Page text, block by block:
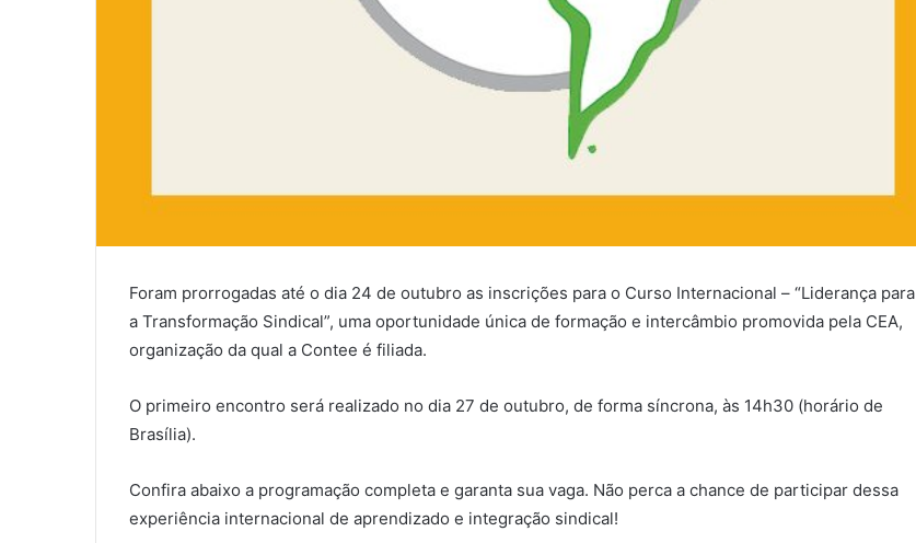
Foram prorrogadas até o dia 24 de outubro as inscrições para o Curso Internacional – “Liderança para
a Transformação Sindical”, uma oportunidade única de formação e intercâmbio promovida pela CEA,
organização da qual a Contee é filiada.
O primeiro encontro será realizado no dia 27 de outubro, de forma síncrona, às 14h30 (horário de
Brasília).
Confira abaixo a programação completa e garanta sua vaga. Não perca a chance de participar dessa
experiência internacional de aprendizado e integração sindical!